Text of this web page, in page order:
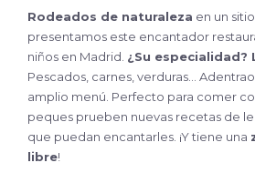
Rodeados de naturaleza en un
presentamos este encantador
niños en Madrid. ¿Su especialidad?
Pescados, carnes, verduras…
amplio menú. Perfecto para comer
peques prueben nuevas recetas de
que puedan encantarles. ¡Y tiene una
libre!